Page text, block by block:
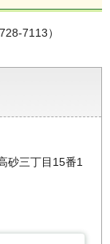
7113）
砂三丁目15番1